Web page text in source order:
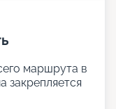
маршрута в
закрепляется